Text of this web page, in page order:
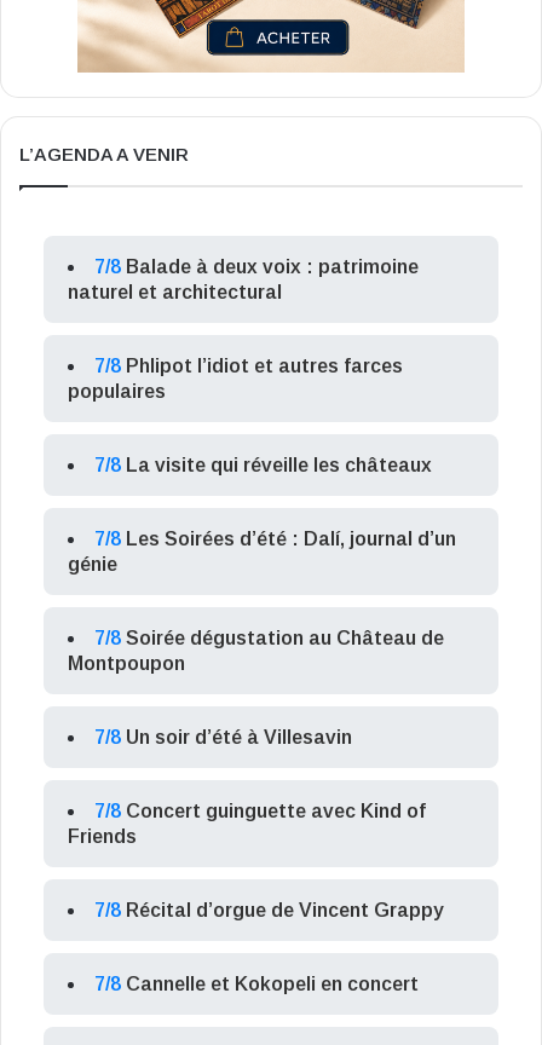
L’AGENDA A VENIR
7/8 Balade à deux voix : patrimoine
naturel et architectural
7/8 Phlipot l’idiot et autres farces
populaires
7/8 La visite qui réveille les châteaux
7/8 Les Soirées d’été : Dalí, journal d’un
génie
7/8 Soirée dégustation au Château de
Montpoupon
7/8 Un soir d’été à Villesavin
7/8 Concert guinguette avec Kind of
Friends
7/8 Récital d’orgue de Vincent Grappy
7/8 Cannelle et Kokopeli en concert